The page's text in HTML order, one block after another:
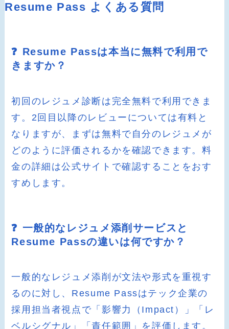
Resume Pass よくある質問
❓ Resume Passは本当に無料で利用で
きますか？
初回のレジュメ診断は完全無料で利用できま
す。2回目以降のレビューについては有料と
なりますが、まずは無料で自分のレジュメが
どのように評価されるかを確認できます。料
金の詳細は公式サイトで確認することをおす
すめします。
❓ 一般的なレジュメ添削サービスと
Resume Passの違いは何ですか？
一般的なレジュメ添削が文法や形式を重視す
るのに対し、Resume Passはテック企業の
採用担当者視点で「影響力（Impact）」「レ
ベルシグナル」「責任範囲」を評価します。